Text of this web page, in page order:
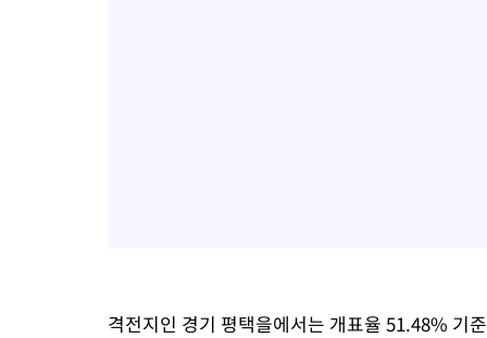
격전지인 경기 평택을에서는 개표율 51.48% 기